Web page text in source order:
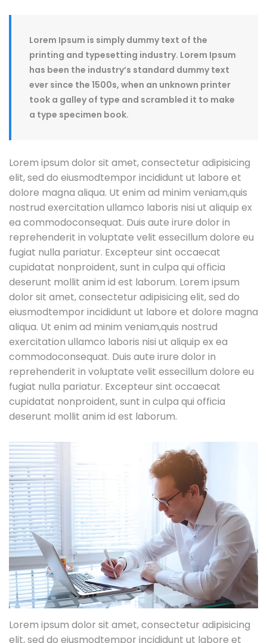
Lorem Ipsum is simply dummy text of the
printing and typesetting industry. Lorem Ipsum
has been the industry’s standard dummy text
ever since the 1500s, when an unknown printer
took a galley of type and scrambled it to make
a type specimen book.
Lorem ipsum dolor sit amet, consectetur adipisicing
elit, sed do eiusmodtempor incididunt ut labore et
dolore magna aliqua. Ut enim ad minim veniam,quis
nostrud exercitation ullamco laboris nisi ut aliquip ex
ea commodoconsequat. Duis aute irure dolor in
reprehenderit in voluptate velit essecillum dolore eu
fugiat nulla pariatur. Excepteur sint occaecat
cupidatat nonproident, sunt in culpa qui officia
deserunt mollit anim id est laborum. Lorem ipsum
dolor sit amet, consectetur adipisicing elit, sed do
eiusmodtempor incididunt ut labore et dolore magna
aliqua. Ut enim ad minim veniam,quis nostrud
exercitation ullamco laboris nisi ut aliquip ex ea
commodoconsequat. Duis aute irure dolor in
reprehenderit in voluptate velit essecillum dolore eu
fugiat nulla pariatur. Excepteur sint occaecat
cupidatat nonproident, sunt in culpa qui officia
deserunt mollit anim id est laborum.
Lorem ipsum dolor sit amet, consectetur adipisicing
elit, sed do eiusmodtempor incididunt ut labore et